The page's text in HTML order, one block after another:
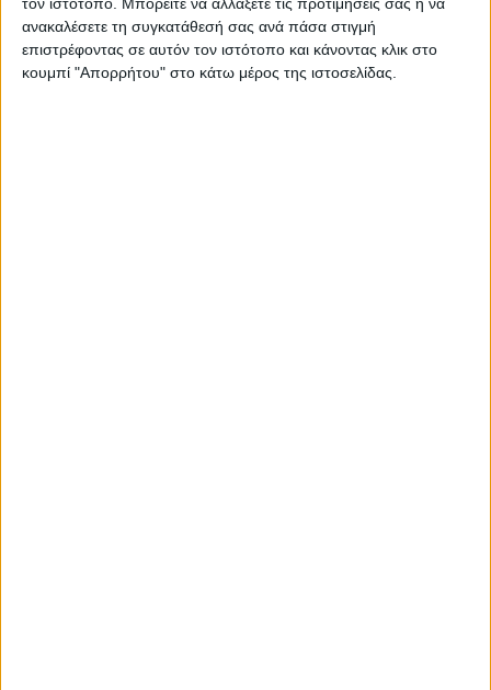
ανακαλέσετε τη συγκατάθεσή σας ανά πάσα στιγμή
επιστρέφοντας σε αυτόν τον ιστότοπο και κάνοντας κλικ στο
κουμπί "Απορρήτου" στο κάτω μέρος της ιστοσελίδας.